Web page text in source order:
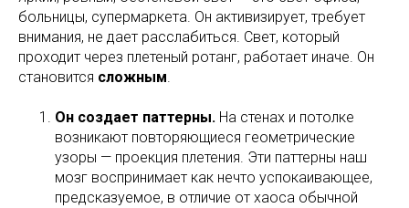
больницы, супермаркета. Он активизирует, требует
внимания, не дает расслабиться. Свет, который
проходит через плетеный ротанг, работает иначе. Он
становится сложным.
Он создает паттерны. На стенах и потолке
возникают повторяющиеся геометрические
узоры — проекция плетения. Эти паттерны наш
мозг воспринимает как нечто успокаивающее,
предсказуемое, в отличие от хаоса обычной